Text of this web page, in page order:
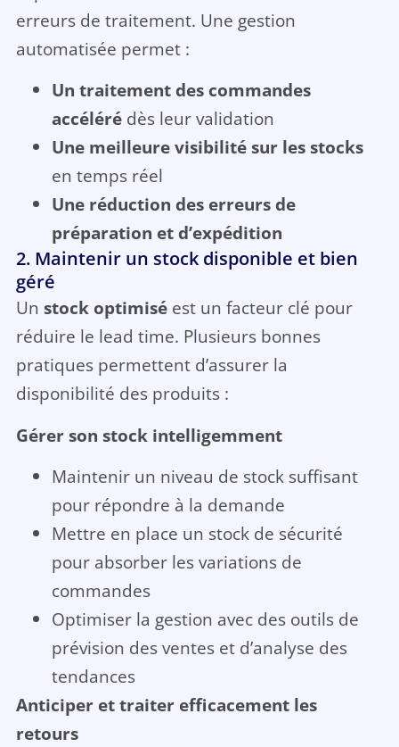
erreurs de traitement. Une gestion
automatisée permet :
Un traitement des commandes
accélérédès leur validation
Une meilleure visibilité sur les stocks
en temps réel
Une réduction des erreurs de
préparation et d’expédition
2. Maintenir un stock disponible et bien
géré
Un stock optimiséest un facteur clé pour
réduire le lead time. Plusieurs bonnes
pratiques permettent d’assurer la
disponibilité des produits :
Gérer son stock intelligemment
Maintenir un niveau de stock suffisant
pour répondre à la demande
Mettre en place un stock de sécurité
pour absorber les variations de
commandes
Optimiser la gestion avec des outils de
prévision des ventes et d’analyse des
tendances
Anticiper et traiter efficacement les
retours